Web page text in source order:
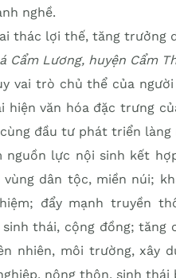
nghề.
Cẩm Lương, huyện Cẩm
vai trò chủ thể của
hiện văn hóa đặc trưng
đầu tư phát triển làng
nguồn lực nội sinh kết
vùng dân tộc, miền núi;
đẩy mạnh truyền
sinh thái, cộng đồng;
nhiên, môi trường, xây
nông thôn, sinh thái